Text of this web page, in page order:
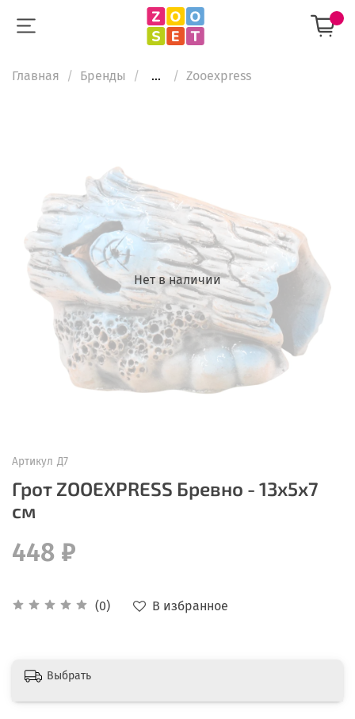
Главная Бренды ... Zooexpress
Нет в наличии
Артикул Д7
Грот ZOOEXPRESS Бревно - 13х5х7
см
(0) В избранное
448 ₽
Выбрать